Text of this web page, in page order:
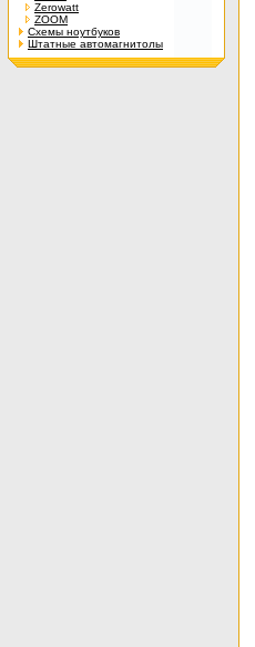
Zerowatt
ZOOM
Схемы ноутбуков
Штатные автомагнитолы